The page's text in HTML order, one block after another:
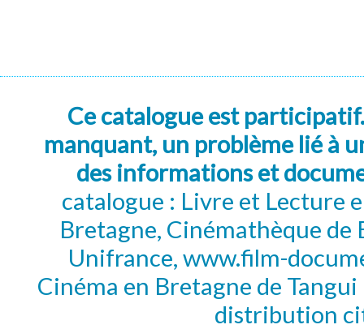
Ce catalogue est
manquant, un problème lié à
des informations et
catalogue : Livre et Lecture
Bretagne, Cinémathèque de
Unifrance, www.film-
Cinéma en Bretagne de
distribution